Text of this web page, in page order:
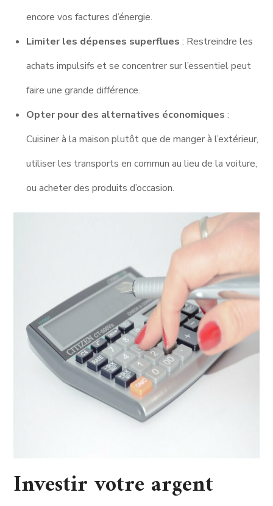
encore vos factures d’énergie.
Limiter les dépenses superflues : Restreindre les
achats impulsifs et se concentrer sur l’essentiel peut
faire une grande différence.
Opter pour des alternatives économiques :
Cuisiner à la maison plutôt que de manger à l’extérieur,
utiliser les transports en commun au lieu de la voiture,
ou acheter des produits d’occasion.
Investir votre argent